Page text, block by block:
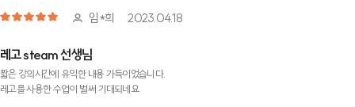
임*희 2023.04.18
레고 steam 선생님
짧은 강의시간에 유익한 내용 가득이었습니다.
레고를 사용한 수업이 벌써 기대되네요